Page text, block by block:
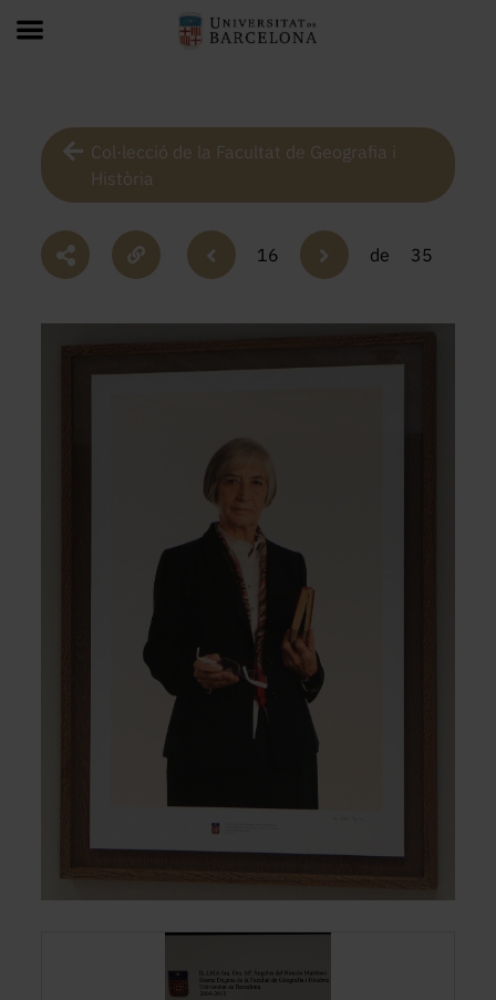
Col·lecció de la Facultat de Geografia i
Història
16 de 35